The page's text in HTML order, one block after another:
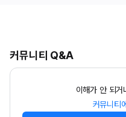
커뮤니티 Q&A
이해가 안 되
커뮤니티